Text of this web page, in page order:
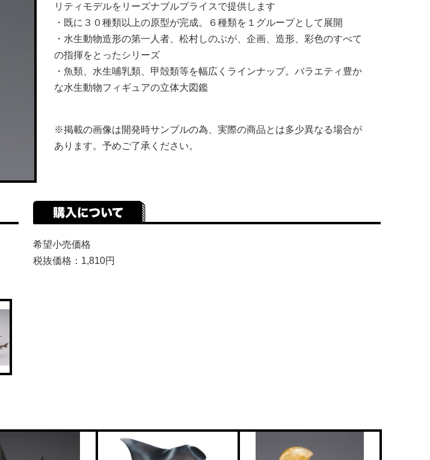
リティモデルをリーズナブルプライスで提供します
・既に３０種類以上の原型が完成。６種類を１グループとして展開
・水生動物造形の第一人者、松村しのぶが、企画、造形、彩色のすべて
の指揮をとったシリーズ
・魚類、水生哺乳類、甲殻類等を幅広くラインナップ。バラエティ豊か
な水生動物フィギュアの立体大図鑑
※掲載の画像は開発時サンプルの為、実際の商品とは多少異なる場合が
あります。予めご了承ください。
希望小売価格
税抜価格：1,810円